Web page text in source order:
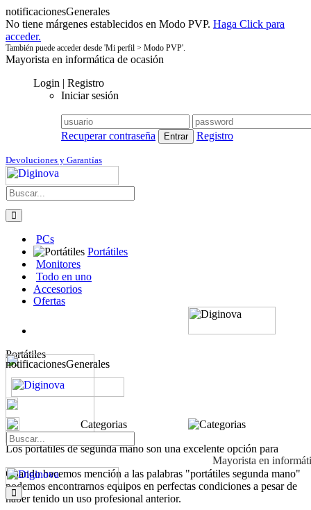
notificacionesGenerales
No tiene márgenes establecidos en Modo PVP. Haga Click para
acceder.
También puede acceder desde 'Mi perfil > Modo PVP'.
Mayorista en informática de ocasión
Login | Registro
Iniciar sesión
Recuperar contraseña Registro
Devoluciones y Garantías
PCs
Portátiles
Monitores
Todo en uno
Accesorios
Ofertas
Portátiles
Los portátiles de segunda mano son una excelente opción para
adquirir equipos con mejores prestaciones y a un precio inmejorable.
Cuando hacemos mención a las palabras "portátiles segunda mano"
podemos encontrarnos equipos en perfectas condiciones a pesar de
haber tenido un uso profesional anterior.
notificacionesGenerales
Categorias
Mayorista en